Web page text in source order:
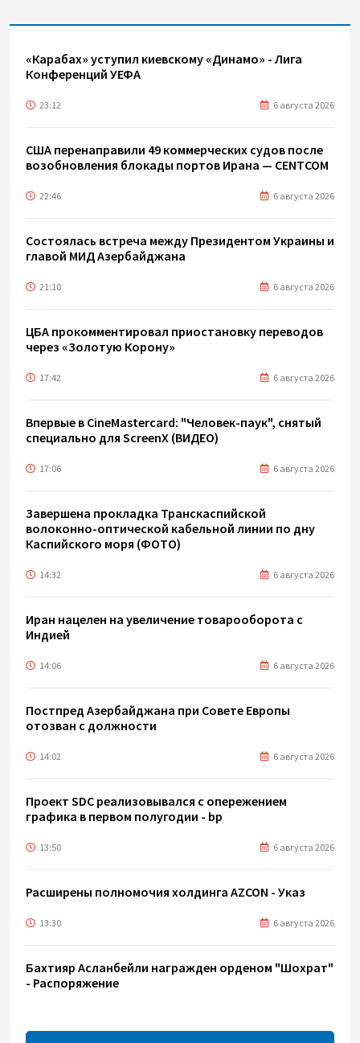
«Карабах» уступил киевскому «Динамо» - Лига
Конференций УЕФА
23:12 6 августа 2026
США перенаправили 49 коммерческих судов после
возобновления блокады портов Ирана — CENTCOM
22:46 6 августа 2026
Состоялась встреча между Президентом Украины и
главой МИД Азербайджана
21:10 6 августа 2026
ЦБА прокомментировал приостановку переводов
через «Золотую Корону»
17:42 6 августа 2026
Впервые в CineMastercard: "Человек-паук", снятый
специально для ScreenX (ВИДЕО)
17:06 6 августа 2026
Завершена прокладка Транскаспийской
волоконно-оптической кабельной линии по дну
Каспийского моря (ФОТО)
14:32 6 августа 2026
Иран нацелен на увеличение товарооборота с
Индией
14:06 6 августа 2026
Постпред Азербайджана при Совете Европы
отозван с должности
14:02 6 августа 2026
Проект SDC реализовывался с опережением
графика в первом полугодии - bp
13:50 6 августа 2026
Расширены полномочия холдинга AZCON - Указ
13:30 6 августа 2026
Бахтияр Асланбейли награжден орденом "Шохрат"
- Распоряжение